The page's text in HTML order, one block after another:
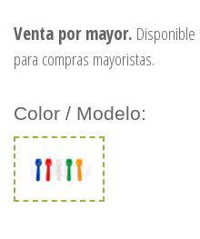
Venta por mayor.
para compras mayoristas.
Color / Modelo: